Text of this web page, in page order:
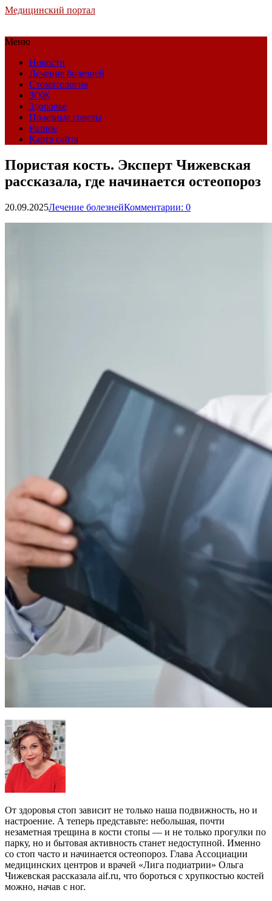
Медицинский портал
Меню
Новости
Лечение болезней
Стоматология
ЗОЖ
Здоровье
Полезные советы
Разное
Карта сайта
Пористая кость. Эксперт Чижевская
рассказала, где начинается остеопороз
20.09.2025Лечение болезнейКомментарии: 0
От здоровья стоп зависит не только наша подвижность, но и
настроение. А теперь представьте: небольшая, почти
незаметная трещина в кости стопы — и не только прогулки по
парку, но и бытовая активность станет недоступной. Именно
со стоп часто и начинается остеопороз. Глава Ассоциации
медицинских центров и врачей «Лига подиатрии» Ольга
Чижевская рассказала aif.ru, что бороться с хрупкостью костей
можно, начав с ног.